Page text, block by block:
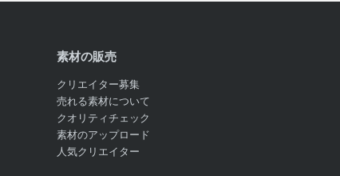
素材の販売
クリエイター募集
売れる素材について
クオリティチェック
素材のアップロード
人気クリエイター